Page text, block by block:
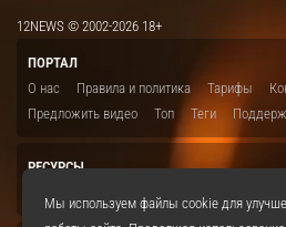
12NEWS © 2002-2026 18+
ПОРТАЛ
О нас
Правила и политика Тарифы
Предложить видео
Топ Теги
РЕСУРСЫ
Мы используем файлы cookie для